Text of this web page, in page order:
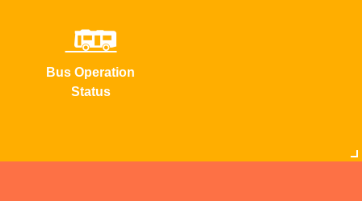
Bus Operation
Status